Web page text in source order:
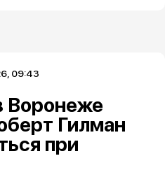
09:43
Воронеже
Гилман
при